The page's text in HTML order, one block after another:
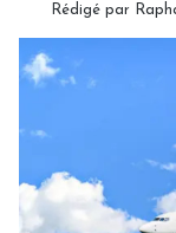
Rédigé par